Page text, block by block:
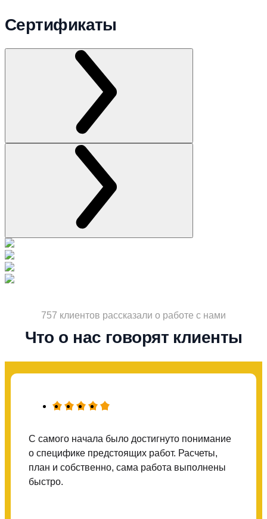
Сертификаты
757 клиентов рассказали о работе с нами
Что о нас говорят клиенты
С самого начала было достигнуто понимание
о специфике предстоящих работ. Расчеты,
план и собственно, сама работа выполнены
быстро.